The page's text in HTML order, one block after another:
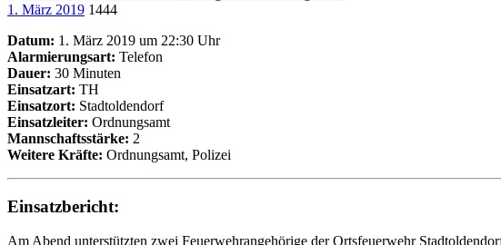
1. März 2019 1444
Datum: 1. März 2019 um 22:30 Uhr
Alarmierungsart: Telefon
Dauer: 30 Minuten
Einsatzart: TH
Einsatzort: Stadtoldendorf
Einsatzleiter: Ordnungsamt
Mannschaftsstärke: 2
Weitere Kräfte: Ordnungsamt, Polizei
Einsatzbericht:
Am Abend unterstützten zwei Feuerwehrangehörige der Ortsfeuerwehr